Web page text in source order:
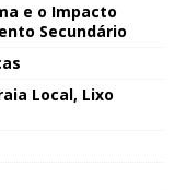
e o Impacto
Secundário
Local, Lixo